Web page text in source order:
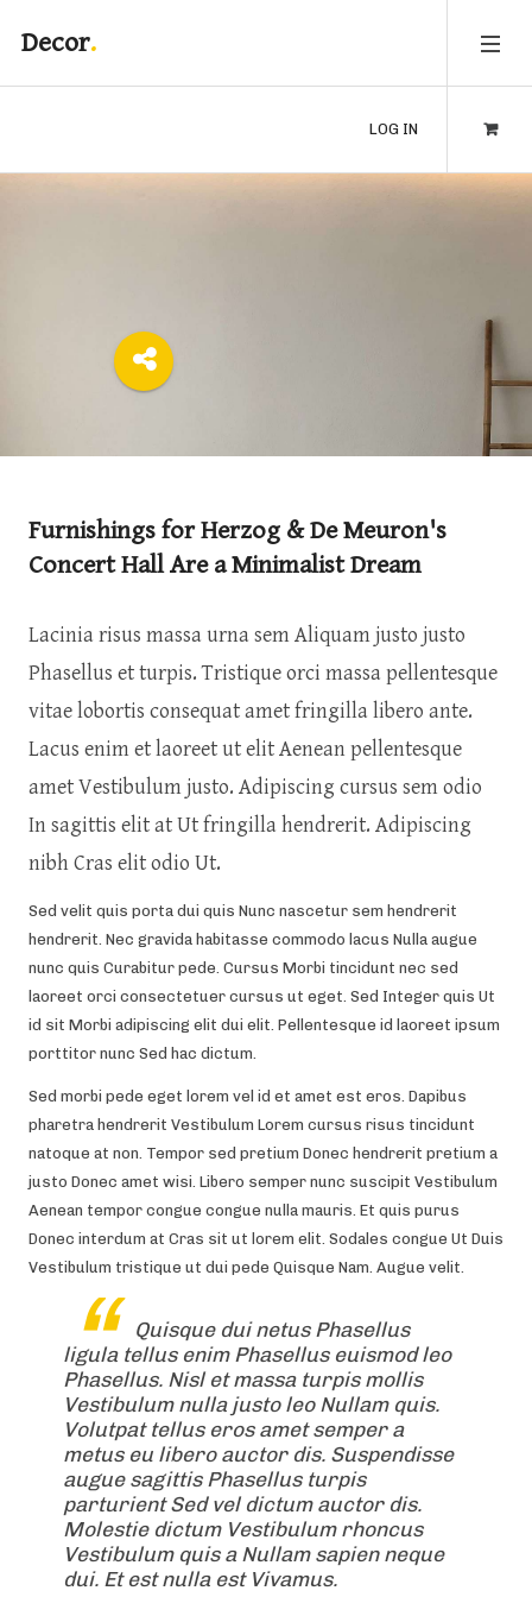
Decor
LOG IN
Furnishings for Herzog & De Meuron's
Concert Hall Are a Minimalist Dream
Lacinia risus massa urna sem Aliquam justo justo
Phasellus et turpis. Tristique orci massa pellentesque
vitae lobortis consequat amet fringilla libero ante.
Lacus enim et laoreet ut elit Aenean pellentesque
amet Vestibulum justo. Adipiscing cursus sem odio
In sagittis elit at Ut fringilla hendrerit. Adipiscing
nibh Cras elit odio Ut.
Sed velit quis porta dui quis Nunc nascetur sem hendrerit
hendrerit. Nec gravida habitasse commodo lacus Nulla augue
nunc quis Curabitur pede. Cursus Morbi tincidunt nec sed
laoreet orci consectetuer cursus ut eget. Sed Integer quis Ut
id sit Morbi adipiscing elit dui elit. Pellentesque id laoreet ipsum
porttitor nunc Sed hac dictum.
Sed morbi pede eget lorem vel id et amet est eros. Dapibus
pharetra hendrerit Vestibulum Lorem cursus risus tincidunt
natoque at non. Tempor sed pretium Donec hendrerit pretium a
justo Donec amet wisi. Libero semper nunc suscipit Vestibulum
Aenean tempor congue congue nulla mauris. Et quis purus
Donec interdum at Cras sit ut lorem elit. Sodales congue Ut Duis
Vestibulum tristique ut dui pede Quisque Nam. Augue velit.
Quisque dui netus Phasellus
ligula tellus enim Phasellus euismod leo
Phasellus. Nisl et massa turpis mollis
Vestibulum nulla justo leo Nullam quis.
Volutpat tellus eros amet semper a
metus eu libero auctor dis. Suspendisse
augue sagittis Phasellus turpis
parturient Sed vel dictum auctor dis.
Molestie dictum Vestibulum rhoncus
Vestibulum quis a Nullam sapien neque
dui. Et est nulla est Vivamus.